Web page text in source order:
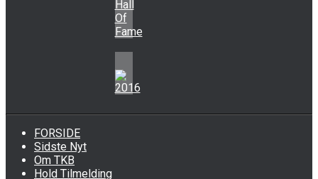
FORSIDE
Sidste Nyt
Om TKB
Hold Tilmelding